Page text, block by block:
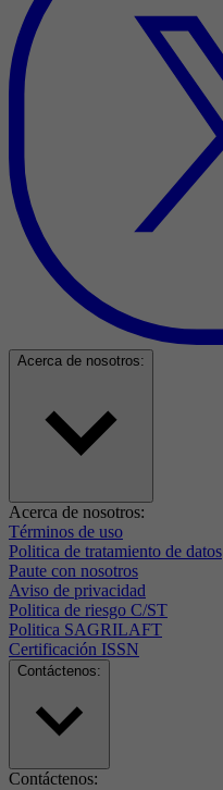
Acerca de nosotros:
Acerca de nosotros:
Términos de uso
Politica de tratamiento de datos
Paute con nosotros
Aviso de privacidad
Politica de riesgo C/ST
Politica SAGRILAFT
Certificación ISSN
Contáctenos:
Contáctenos: